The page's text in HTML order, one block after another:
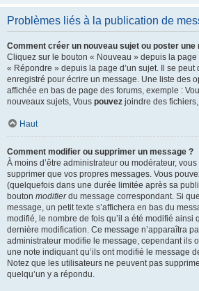
Problèmes liés à la publication de
Comment créer un nouveau sujet ou poster une
Cliquez sur le bouton « Nouveau » depuis la page
« Répondre » depuis la page d’un sujet. Il se peut
enregistré pour écrire un message. Une liste des
affichée en bas de page des forums, exemple :
nouveaux sujets, Vous pouvez joindre des
Haut
Comment modifier ou supprimer un message ?
À moins d’être administrateur ou modérateur,
supprimer que vos propres messages. Vous
(quelquefois dans une durée limitée après sa
bouton modifierdu message correspondant. Si
message, un petit texte s’affichera en bas du
modifié, le nombre de fois qu’il a été modifié ainsi
dernière modification. Ce message n’apparaîtra
administrateur modifie le message, cependant ils
une note indiquant qu’ils ont modifié le message
Notez que les utilisateurs ne peuvent pas
quelqu’un y a répondu.